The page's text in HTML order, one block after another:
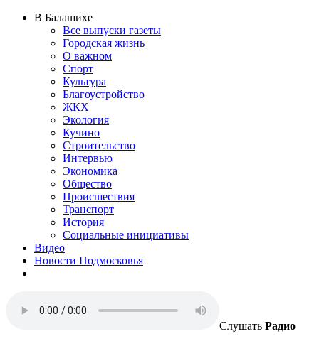
В Балашихе
Все выпуски газеты
Городская жизнь
О важном
Спорт
Культура
Благоустройство
ЖКХ
Экология
Кучино
Строительство
Интервью
Экономика
Общество
Происшествия
Транспорт
История
Социальные инициативы
Видео
Новости Подмосковья
Слушать Радио